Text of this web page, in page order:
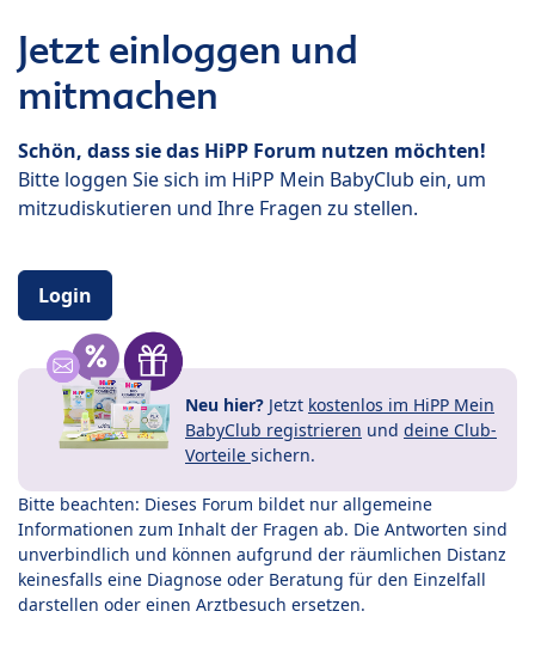
Jetzt einloggen und
mitmachen
Schön, dass sie das HiPP Forum nutzen möchten!
Bitte loggen Sie sich im HiPP Mein BabyClub ein, um
mitzudiskutieren und Ihre Fragen zu stellen.
Login
Neu hier? Jetzt kostenlos im HiPP Mein
BabyClub registrieren und deine Club-
Vorteile sichern.
Bitte beachten: Dieses Forum bildet nur allgemeine
Informationen zum Inhalt der Fragen ab. Die Antworten sind
unverbindlich und können aufgrund der räumlichen Distanz
keinesfalls eine Diagnose oder Beratung für den Einzelfall
darstellen oder einen Arztbesuch ersetzen.